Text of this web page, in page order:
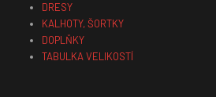
DRESY
KALHOTY, ŠORTKY
DOPLŇKY
TABULKA VELIKOSTÍ